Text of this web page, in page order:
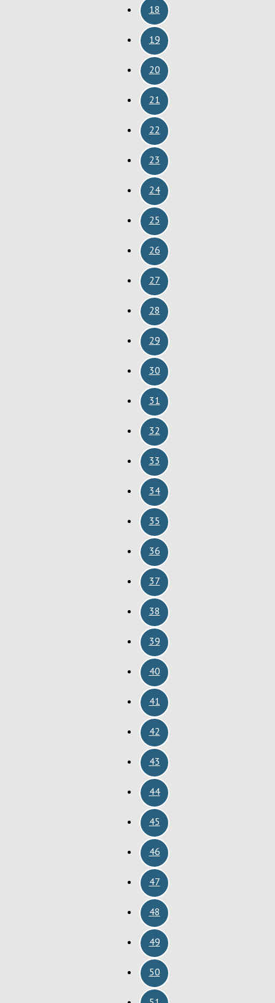
18
19
20
21
22
23
24
25
26
27
28
29
30
31
32
33
34
35
36
37
38
39
40
41
42
43
44
45
46
47
48
49
50